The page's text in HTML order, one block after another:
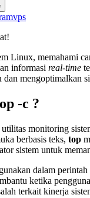
vps
Linux, memahami
informasi real-time
mengoptimalkan
-c ?
utilitas monitoring
berbasis teks, top
sistem untuk
dalam perintah
ketika
terkait kinerja